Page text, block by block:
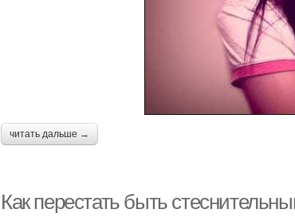
читать дальше →
Как перестать быть